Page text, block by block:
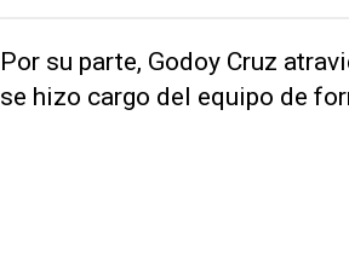
Por su parte, Godoy Cruz
se hizo cargo del equipo de